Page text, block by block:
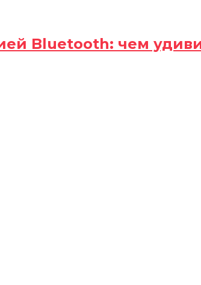
Bluetooth: чем